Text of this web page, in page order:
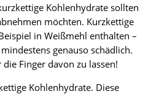
Kohlenhydrate sollten
möchten. Kurzkettige
in Weißmehl enthalten –
genauso schädlich.
die Finger davon zu lassen!
Kohlenhydrate. Diese